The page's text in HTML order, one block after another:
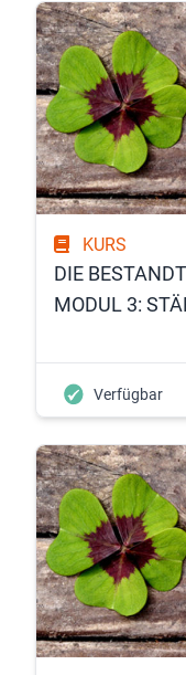
KURS
DIE
MODUL 3:
Verfügbar